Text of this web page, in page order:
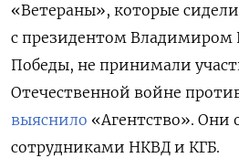
«Ветераны», которые
с президентом Владимиром
Победы, не принимали
Отечественной войне
выяснило «Агентство».
сотрудниками НКВД и КГБ.